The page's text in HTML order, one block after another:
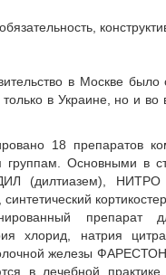
в Москве было
в Украине, но и во
18 препаратов
Основными в
(дилтиазем), НИТРО
препарат
хлорид, натрия
железы
в лечебной